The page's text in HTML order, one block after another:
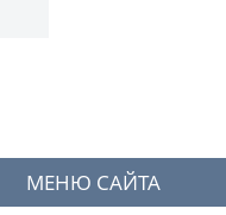
МЕНЮ САЙТА